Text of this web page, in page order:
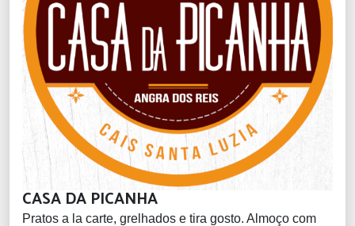
CASA DA PICANHA
Pratos a la carte, grelhados e tira gosto. Almoço com